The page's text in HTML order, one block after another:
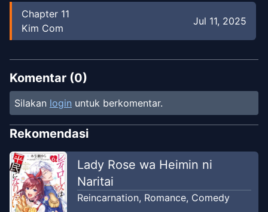
Chapter 11
Kim Com
Jul 11, 2025
Chapter10
Kim Com
Chapter9.5
Kim Com
Jul 11, 2025
Chapter9
Kim Com
Jul 11, 2025
Chapter8
Komentar (0)
Silakan login untuk berkomentar.
Rekomendasi
Lady Rose wa Heimin ni
Naritai
Reincarnation, Romance, Comedy